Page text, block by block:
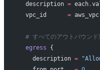
  description
= each.
  vpc_id
      =
aws_vpc
# すべてのアウトバウンド
  egress
{
    description
=